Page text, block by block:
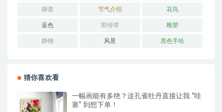
聊斋 节气介绍 花鸟
蓝色 郭传璋 雕塑
静物 风景 黑色手绘
猜你喜欢看
一幅画能有多绝？这孔雀牡丹直接让我 “哇
塞” 到想下单！